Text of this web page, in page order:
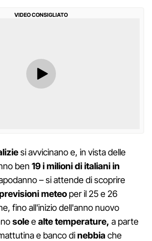
VIDEO CONSIGLIATO
si avvicinano e, in vista delle
ben 19 i milioni di italiani in
– si attende di scoprire
meteo per il 25 e 26
fino all'inizio dell'anno nuovo
soleealte temperature, a parte
e banco dinebbiache